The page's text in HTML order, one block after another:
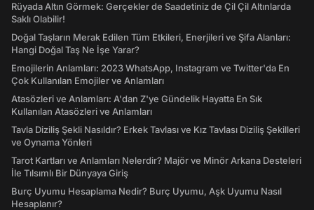
Rüyada Altın Görmek: Gerçekler de Saadetiniz de Çil Çil Altınlarda
Saklı Olabilir!
Doğal Taşların Merak Edilen Tüm Etkileri, Enerjileri ve Şifa Alanları:
Hangi Doğal Taş Ne İşe Yarar?
Emojilerin Anlamları: 2023 WhatsApp, Instagram ve Twitter'da En
Çok Kullanılan Emojiler ve Anlamları
Atasözleri ve Anlamları: A'dan Z'ye Gündelik Hayatta En Sık
Kullanılan Atasözleri ve Anlamları
Tavla Diziliş Şekli Nasıldır? Erkek Tavlası ve Kız Tavlası Diziliş Şekilleri
ve Oynama Yönleri
Tarot Kartları ve Anlamları Nelerdir? Majör ve Minör Arkana Desteleri
İle Tılsımlı Bir Dünyaya Giriş
Burç Uyumu Hesaplama Nedir? Burç Uyumu, Aşk Uyumu Nasıl
Hesaplanır?